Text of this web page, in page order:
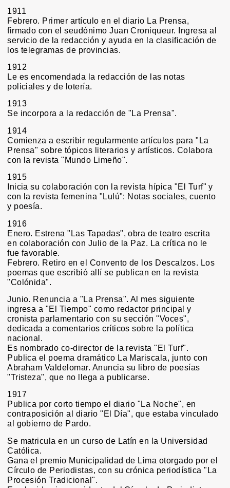
1911
Febrero. Primer artículo en el diario La Prensa,
firmado con el seudónimo Juan Croniqueur. Ingresa al
servicio de la redacción y ayuda en la clasificación de
los telegramas de provincias.
1912
Le es encomendada la redacción de las notas
policiales y de lotería.
1913
Se incorpora a la redacción de "La Prensa".
1914
Comienza a escribir regularmente artículos para "La
Prensa" sobre tópicos literarios y artísticos. Colabora
con la revista "Mundo Limeño".
1915
Inicia su colaboración con la revista hípica "El Turf" y
con la revista femenina "Lulú": Notas sociales, cuento
y poesía.
1916
Enero. Estrena "Las Tapadas", obra de teatro escrita
en colaboración con Julio de la Paz. La crítica no le
fue favorable.
Febrero. Retiro en el Convento de los Descalzos. Los
poemas que escribió allí se publican en la revista
"Colónida".
Junio. Renuncia a "La Prensa". Al mes siguiente
ingresa a "El Tiempo" como redactor principal y
cronista parlamentario con su sección "Voces",
dedicada a comentarios críticos sobre la política
nacional.
Es nombrado co-director de la revista "El Turf".
Publica el poema dramático La Mariscala, junto con
Abraham Valdelomar. Anuncia su libro de poesías
"Tristeza", que no llega a publicarse.
1917
Publica por corto tiempo el diario "La Noche", en
contraposición al diario "El Día", que estaba vinculado
al gobierno de Pardo.
Se matricula en un curso de Latín en la Universidad
Católica.
Gana el premio Municipalidad de Lima otorgado por el
Círculo de Periodistas, con su crónica periodística "La
Procesión Tradicional".